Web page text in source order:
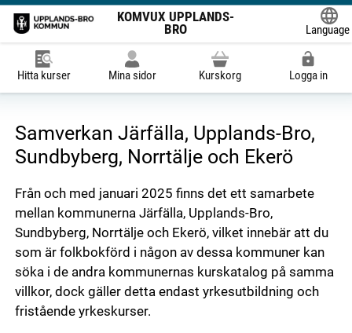
KOMVUX UPPLANDS-
BRO
Language
Hitta kurser Mina sidor Kurskorg Logga in
Samverkan Järfälla, Upplands-Bro,
Sundbyberg, Norrtälje och Ekerö
Från och med januari 2025 finns det ett samarbete
mellan kommunerna Järfälla, Upplands-Bro,
Sundbyberg, Norrtälje och Ekerö, vilket innebär att du
som är folkbokförd i någon av dessa kommuner kan
söka i de andra kommunernas kurskatalog på samma
villkor, dock gäller detta endast yrkesutbildning och
fristående yrkeskurser.